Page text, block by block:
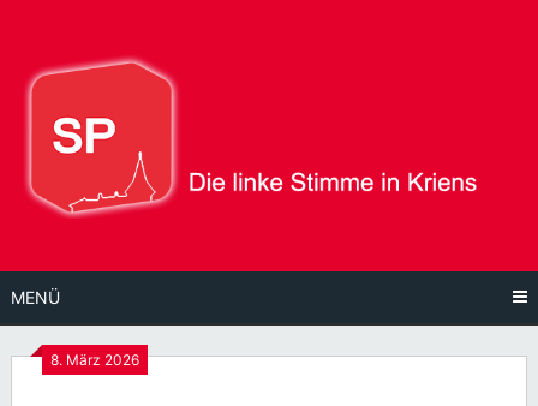
Inhalt
MENÜ
8. März 2026